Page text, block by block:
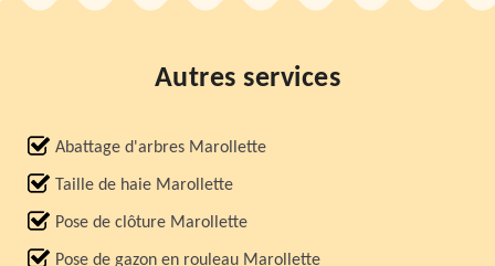
Autres services
Abattage d'arbres Marollette
Taille de haie Marollette
Pose de clôture Marollette
Pose de gazon en rouleau Marollette